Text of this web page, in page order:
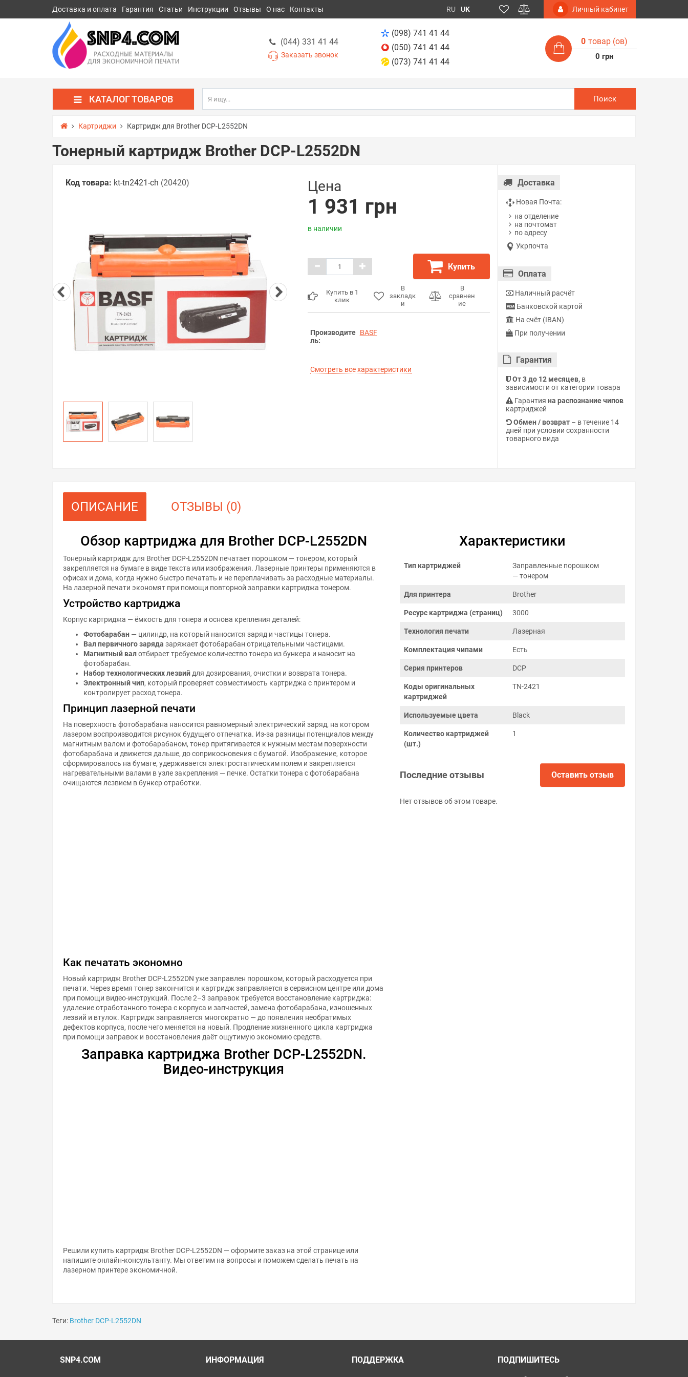
Доставка и оплата Гарантия Статьи Инструкции Отзывы О нас Контакты RU UK Личный кабинет
(044) 331 41 44
Заказать звонок
(098) 741 41 44
(050) 741 41 44
(073) 741 41 44
0 товар (ов)
0 грн
КАТАЛОГ ТОВАРОВ Поиск
Картриджи Картридж для Brother DCP-L2552DN
Тонерный картридж Brother DCP-L2552DN
Код товара: kt-tn2421-сh (20420) Цена
1 931 грн
в наличии
Купить
Купить в 1
клик
В
закладк
и
В
сравнен
ие
Производите
ль:
BASF
Смотреть все характеристики
Доставка
Новая Почта:
на отделение
на почтомат
по адресу
Укрпочта
Оплата
Наличный расчёт
Банковской картой
На счёт (IBAN)
При получении
Гарантия
От 3 до 12 месяцев,в
зависимости от категории товара
Гарантия на распознание чипов
картриджей
Обмен / возврат– в течение 14
дней при условии сохранности
товарного вида
ОПИСАНИЕ ОТЗЫВЫ (0)
Обзор картриджа для Brother DCP-L2552DN
Тонерный картридж для Brother DCP-L2552DN печатает порошком — тонером, который
закрепляется на бумаге в виде текста или изображения. Лазерные принтеры применяются в
офисах и дома, когда нужно быстро печатать и не переплачивать за расходные материалы.
На лазерной печати экономят при помощи повторной заправки картриджа тонером.
Устройство картриджа
Корпус картриджа — ёмкость для тонера и основа крепления деталей:
Фотобарабан — цилиндр, на который наносится заряд и частицы тонера.
Вал первичного заряда заряжает фотобарабан отрицательными частицами.
Магнитный валотбирает требуемое количество тонера из бункера и наносит на
фотобарабан.
Набор технологических лезвий для дозирования, очистки и возврата тонера.
Электронный чип, который проверяет совместимость картриджа с принтером и
контролирует расход тонера.
Принцип лазерной печати
На поверхность фотобарабана наносится равномерный электрический заряд, на котором
лазером воспроизводится рисунок будущего отпечатка. Из-за разницы потенциалов между
магнитным валом и фотобарабаном, тонер притягивается к нужным местам поверхности
фотобарабана и движется дальше, до соприкосновения с бумагой. Изображение, которое
сформировалось на бумаге, удерживается электростатическим полем и закрепляется
нагревательными валами в узле закрепления — печке. Остатки тонера с фотобарабана
очищаются лезвием в бункер отработки.
Как печатать экономно
Новый картридж Brother DCP-L2552DN уже заправлен порошком, который расходуется при
печати. Через время тонер закончится и картридж заправляется в сервисном центре или дома
при помощи видео-инструкций. После 2–3 заправок требуется восстановление картриджа:
удаление отработанного тонера с корпуса и запчастей, замена фотобарабана, изношенных
лезвий и втулок. Картридж заправляется многократно — до появления необратимых
дефектов корпуса, после чего меняется на новый. Продление жизненного цикла картриджа
при помощи заправок и восстановления даёт ощутимую экономию средств.
Заправка картриджа Brother DCP-L2552DN.
Видео-инструкция
Решили купить картридж Brother DCP-L2552DN — оформите заказ на этой странице или
напишите онлайн-консультанту. Мы ответим на вопросы и поможем сделать печать на
лазерном принтере экономичной.
Характеристики
Тип картриджей
Заправленные порошком
— тонером
Для принтера Brother
Ресурс картриджа (страниц) 3000
Технология печати Лазерная
Комплектация чипами Есть
Серия принтеров DCP
Коды оригинальных
картриджей
TN-2421
Используемые цвета Black
Количество картриджей
(шт.)
1
Последние отзывы Оставить отзыв
Нет отзывов об этом товаре.
Теги: Brother DCP-L2552DN
SNP4.COM ИНФОРМАЦИЯ ПОДДЕРЖКА ПОДПИШИТЕСЬ